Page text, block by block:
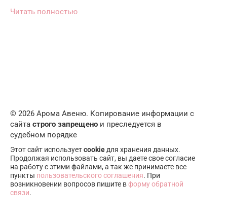
Читать полностью
© 2026 Арома Авеню. Копирование информации с
сайта строго запрещено и преследуется в
судебном порядке
Этот сайт используетcookie для хранения данных.
Продолжая использовать сайт, вы даете свое согласие
на работу с этими файлами, а так же принимаете все
пункты пользовательского соглашения. При
возникновении вопросов пишите вформу обратной
связи.